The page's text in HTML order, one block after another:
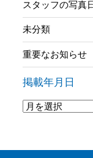
スタッフの写真
未分類
重要なお知らせ
掲載年月日